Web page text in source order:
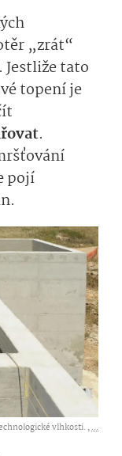
„zrát“
. Jestliže tato
topení je
.
pojí
vlhkosti. ,...